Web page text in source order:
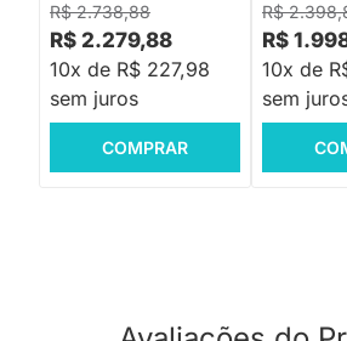
R$ 2.738,88
R$ 2.279,88
10x de R$ 227,98
sem juros
COMPRAR
R$
R$
10x de
sem